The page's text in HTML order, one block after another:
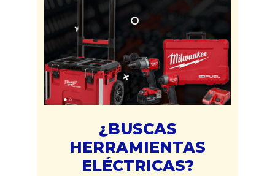
¿BUSCAS
HERRAMIENTAS
ELÉCTRICAS?